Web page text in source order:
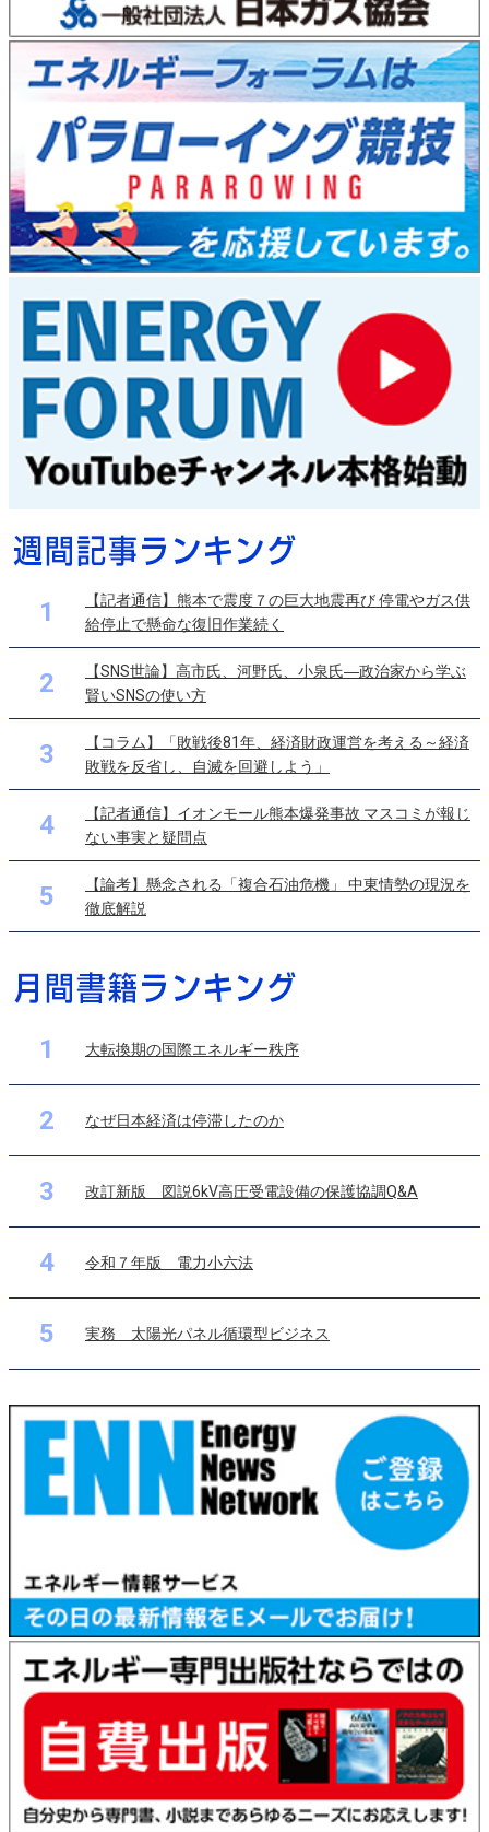
1
【記者通信】熊本で震度７の巨大地震再び 停電やガス供
給停止で懸命な復旧作業続く
2
【SNS世論】高市氏、河野氏、小泉氏―政治家から学ぶ
賢いSNSの使い方
3
【コラム】「敗戦後81年、経済財政運営を考える～経済
敗戦を反省し、自滅を回避しよう」
4
【記者通信】イオンモール熊本爆発事故 マスコミが報じ
ない事実と疑問点
5
【論考】懸念される「複合石油危機」 中東情勢の現況を
徹底解説
1 大転換期の国際エネルギー秩序
2 なぜ日本経済は停滞したのか
3 改訂新版 図説6kV高圧受電設備の保護協調Q&A
4 令和７年版 電力小六法
5 実務 太陽光パネル循環型ビジネス